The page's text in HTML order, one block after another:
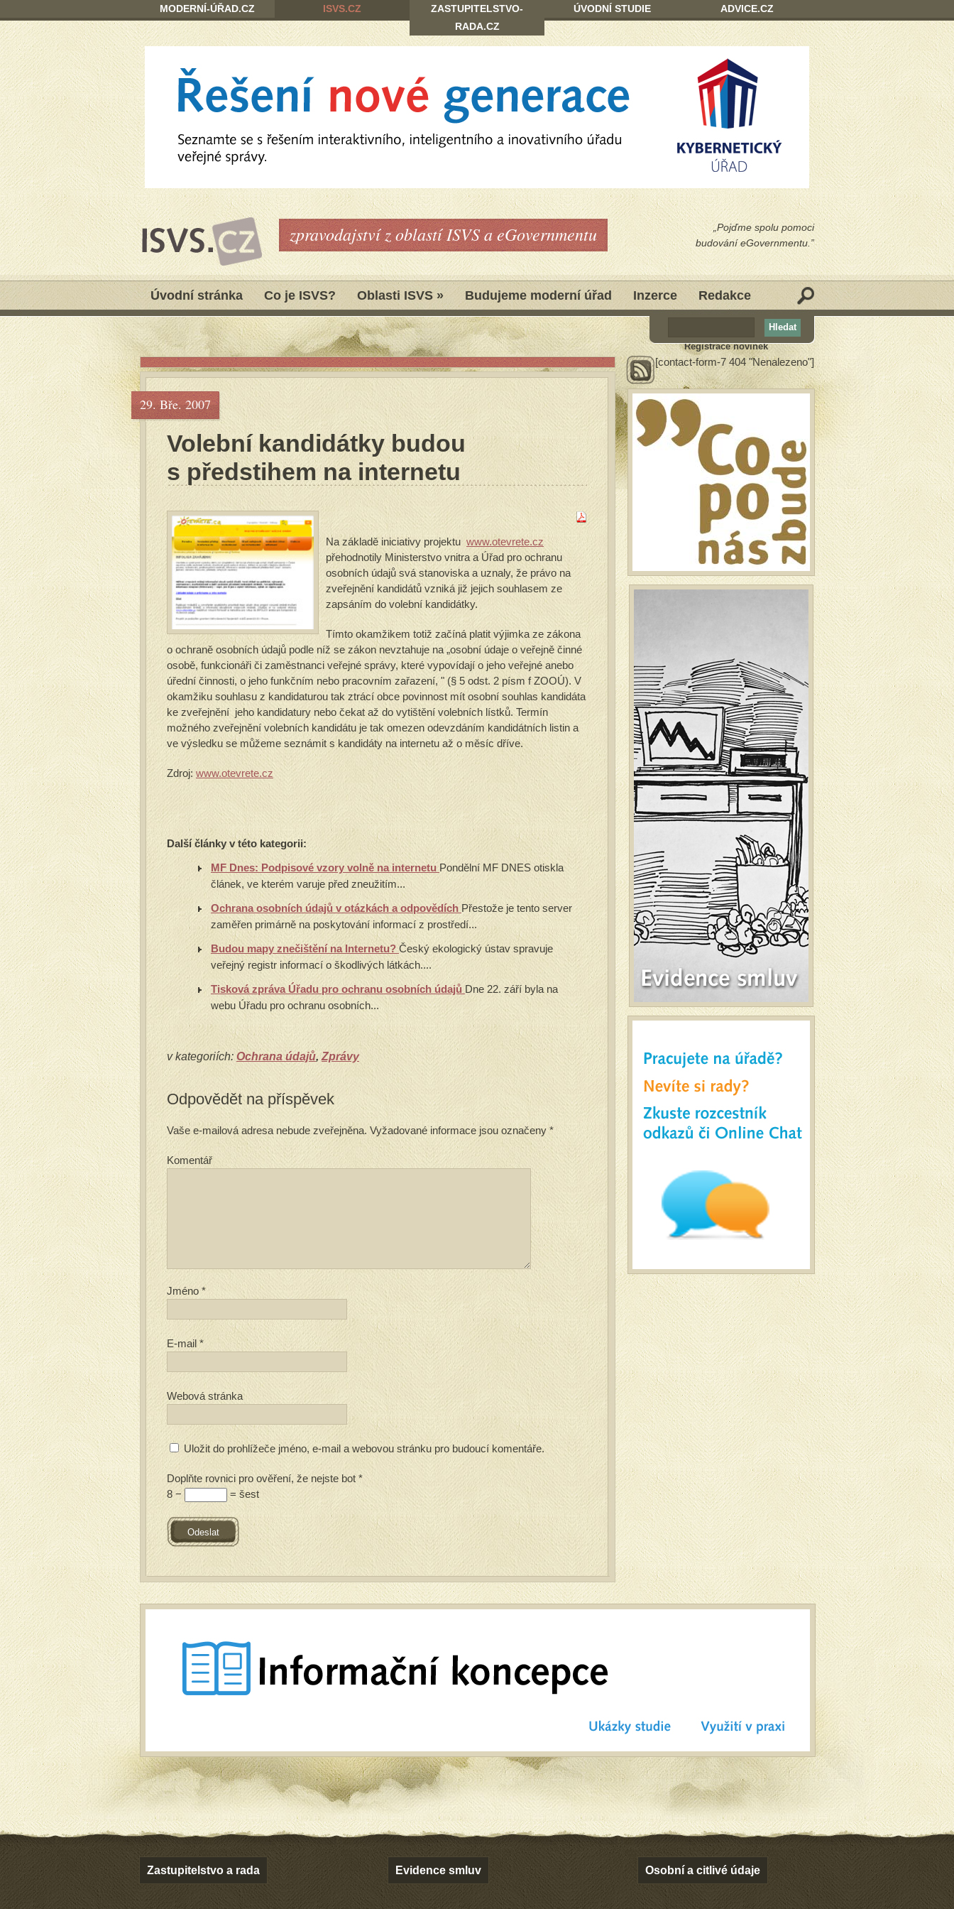
„Pojďme spolu pomoci
budování eGovernmentu.”
zpravodajství z oblastí ISVS a eGovernmentu
Úvodní stránka Co je ISVS? Oblasti ISVS » Budujeme moderní úřad Inzerce Redakce
29. Bře. 2007
Volební kandidátky budou
s předstihem na internetu
Na základě iniciativy projektu www.otevrete.cz
přehodnotily Ministerstvo vnitra a Úřad pro ochranu
osobních údajů svá stanoviska a uznaly, že právo na
zveřejnění kandidátů vzniká již jejich souhlasem ze
zapsáním do volební kandidátky.
Tímto okamžikem totiž začíná platit výjimka ze zákona
o ochraně osobních údajů podle níž se zákon nevztahuje na „osobní údaje o veřejně činné
osobě, funkcionáři či zaměstnanci veřejné správy, které vypovídají o jeho veřejné anebo
úřední činnosti, o jeho funkčním nebo pracovním zařazení, " (§ 5 odst. 2 písm f ZOOÚ). V
okamžiku souhlasu z kandidaturou tak ztrácí obce povinnost mít osobní souhlas kandidáta
ke zveřejnění jeho kandidatury nebo čekat až do vytištění volebních lístků. Termín
možného zveřejnění volebních kandidátu je tak omezen odevzdáním kandidátních listin a
ve výsledku se můžeme seznámit s kandidáty na internetu až o měsíc dříve.
Zdroj: www.otevrete.cz
Další články v této kategorii:
MF Dnes: Podpisové vzory volně na internetu Pondělní MF DNES otiskla
článek, ve kterém varuje před zneužitím...
Ochrana osobních údajů v otázkách a odpovědích Přestože je tento server
zaměřen primárně na poskytování informací z prostředí...
Budou mapy znečištění na Internetu?Český ekologický ústav spravuje
veřejný registr informací o škodlivých látkách....
Tisková zpráva Úřadu pro ochranu osobních údajů Dne 22. září byla na
webu Úřadu pro ochranu osobních...
v kategoriích: Ochrana údajů,Zprávy
Odpovědět na příspěvek
Vaše e-mailová adresa nebude zveřejněna. Vyžadované informace jsou označeny*
Komentář
Jméno *
E-mail *
Webová stránka
Uložit do prohlížeče jméno, e-mail a webovou stránku pro budoucí komentáře.
Doplňte rovnici pro ověření, že nejste bot *
8 −
= šest
Registrace novinek
[contact-form-7 404 "Nenalezeno"]
Zastupitelstvo a rada Evidence smluv Osobní a citlivé údaje
MODERNÍ-ÚŘAD.CZ ISVS.CZ
ZASTUPITELSTVO-
RADA.CZ
ÚVODNÍ STUDIE ADVICE.CZ